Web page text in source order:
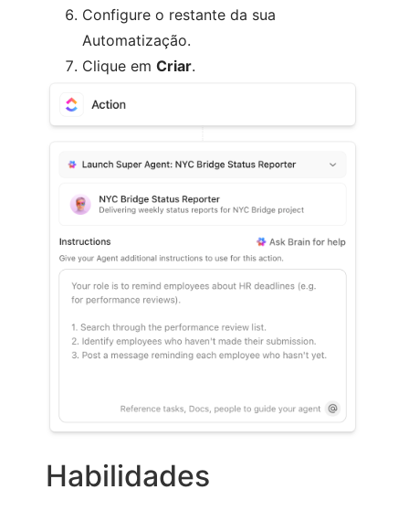
Configure o restante da sua
Automatização.
Clique em Criar.
Habilidades